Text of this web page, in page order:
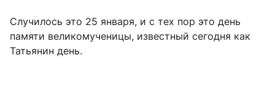
Случилось это 25 января, и с тех пор это день
памяти великомученицы, известный сегодня как
Татьянин день.